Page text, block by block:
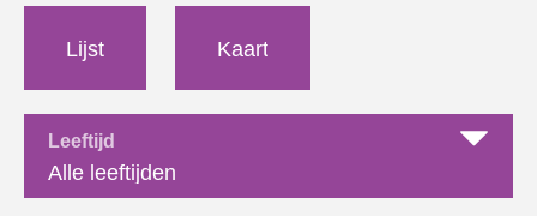
Lijst Kaart
Leeftijd
Alle leeftijden